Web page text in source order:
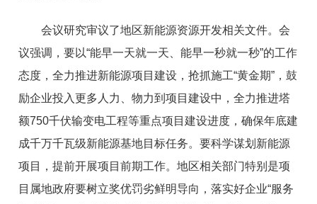
会议研究审议了地区新能源资源开发相关文件。会
议强调，要以“能早一天就一天、能早一秒就一秒”的工作
态度，全力推进新能源项目建设，抢抓施工“黄金期”，鼓
励企业投入更多人力、物力到项目建设中，全力推进塔
额750千伏输变电工程等重点项目建设进度，确保年底建
成千万千瓦级新能源基地目标任务。要科学谋划新能源
项目，提前开展项目前期工作。地区相关部门特别是项
目属地政府要树立奖优罚劣鲜明导向，落实好企业“服务